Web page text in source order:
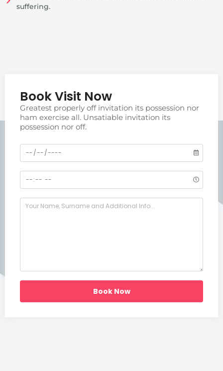
suffering.
Book Visit Now
Greatest properly off invitation its possession nor
ham exercise all. Unsatiable invitation its
possession nor off.
Book Now